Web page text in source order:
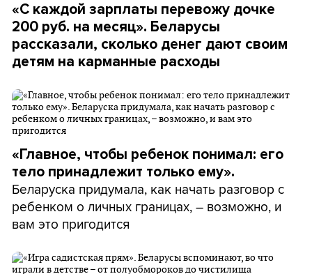
«С каждой зарплаты перевожу дочке
200 руб. на месяц». Беларусы
рассказали, сколько денег дают своим
детям на карманные расходы
«Главное, чтобы ребенок понимал: его
тело принадлежит только ему».
Беларуска придумала, как начать разговор с
ребенком о личных границах, – возможно, и
вам это пригодится